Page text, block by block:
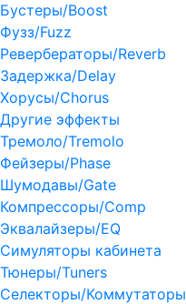
Бустеры/Boost
Фузз/Fuzz
Ревербераторы/Reverb
Задержка/Delay
Хорусы/Chorus
Другие эффекты
Тремоло/Tremolo
Фейзеры/Phase
Шумодавы/Gate
Компрессоры/Comp
Эквалайзеры/EQ
Симуляторы кабинета
Тюнеры/Tuners
Селекторы/Коммутаторы